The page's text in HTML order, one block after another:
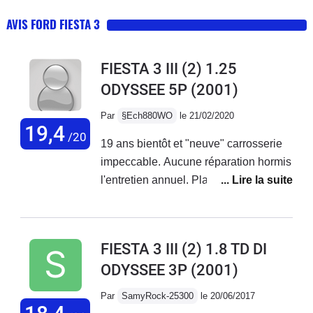
AVIS FORD FIESTA 3
19,4/20
FIESTA 3 III (2) 1.25
ODYSSEE 5P (2001)
Par §Ech880WO le 21/02/2020
19 ans bientôt et "neuve" carrosserie
impeccable. Aucune réparation hormis
l'entretien annuel. Plaquettes a
14 ans. Elle affiche 105000 km en 19
aucune remarque négative... une
voiture de qualité bravo Ford.Je ne la
FIESTA 3 III (2) 1.8 TD DI
ODYSSEE 3P (2001)
Par SamyRock-25300 le 20/06/2017